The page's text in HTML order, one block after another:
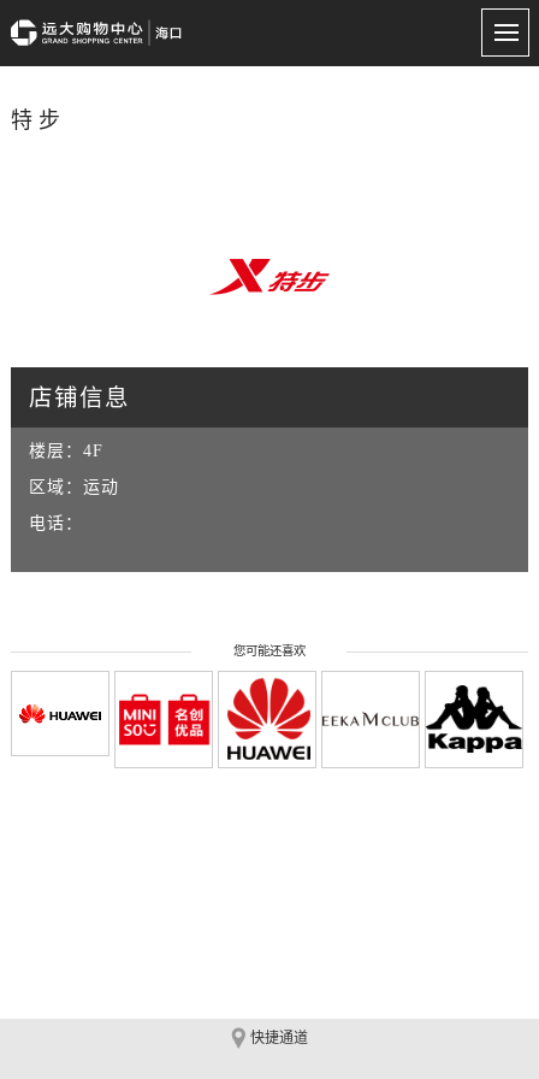
特步
店铺信息
楼层： 4F
区域： 运动
电话：
您可能还喜欢
快捷通道